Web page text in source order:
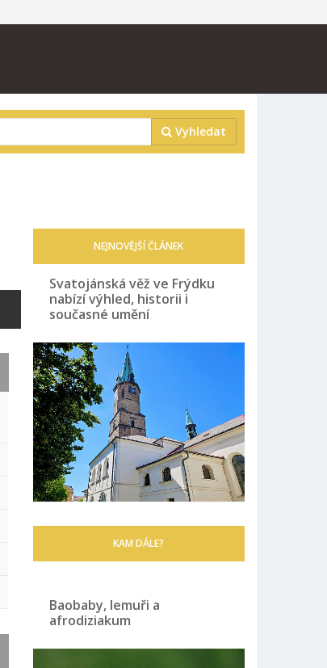
Vyhledat
NEJNOVĚJŠÍ ČLÁNEK
Svatojánská věž ve Frýdku
nabízí výhled, historii i
současné umění
KAM DÁLE?
Baobaby, lemuři a
afrodiziakum